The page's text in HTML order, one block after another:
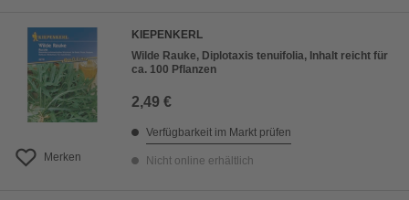
Merken
KIEPENKERL
Wilde Rauke, Diplotaxis tenuifolia, Inhalt reicht für
ca. 100 Pflanzen
2,49 €
Verfügbarkeit im Markt prüfen
Nicht online erhältlich